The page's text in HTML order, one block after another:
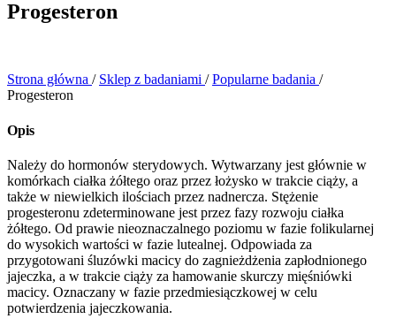
Progesteron
Strona główna / Sklep z badaniami / Popularne badania /
Progesteron
Opis
Należy do hormonów sterydowych. Wytwarzany jest głównie w
komórkach ciałka żółtego oraz przez łożysko w trakcie ciąży, a
także w niewielkich ilościach przez nadnercza. Stężenie
progesteronu zdeterminowane jest przez fazy rozwoju ciałka
żółtego. Od prawie nieoznaczalnego poziomu w fazie folikularnej
do wysokich wartości w fazie lutealnej. Odpowiada za
przygotowani śluzówki macicy do zagnieżdżenia zapłodnionego
jajeczka, a w trakcie ciąży za hamowanie skurczy mięśniówki
macicy. Oznaczany w fazie przedmiesiączkowej w celu
potwierdzenia jajeczkowania.